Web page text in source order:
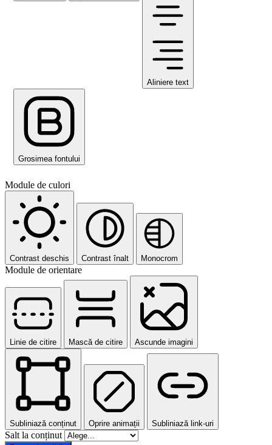
Aliniere text
Grosimea fontului
Module de culori
Contrast deschis Contrast înalt Monocrom
Module de orientare
Linie de citire Mască de citire Ascunde imagini
Subliniază conținut Oprire animații Subliniază link-uri
Salt la conținut